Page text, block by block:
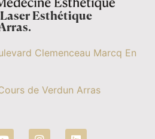
Esthétique
Clemenceau Marcq En
de Verdun Arras